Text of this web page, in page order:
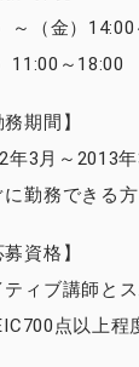
～（金）
11:00～18:00
務期間】
年3月～2013年
に勤務できる
募資格】
ティブ講師と
点以上程